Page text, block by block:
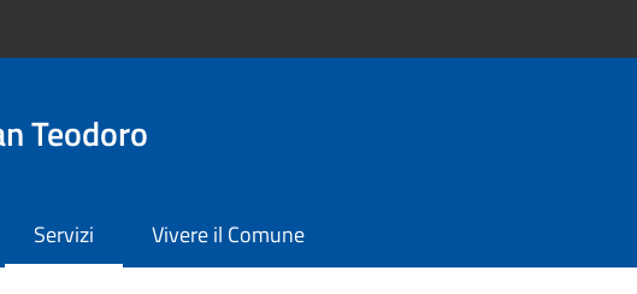
Teodoro
Servizi Vivere il Comune